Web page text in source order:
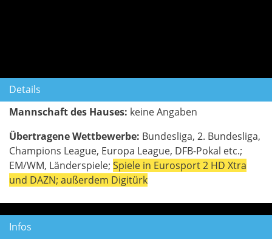
Details
Mannschaft des Hauses: keine Angaben
Übertragene Wettbewerbe: Bundesliga, 2. Bundesliga,
Champions League, Europa League, DFB-Pokal etc.;
EM/WM, Länderspiele; Spiele in Eurosport 2 HD Xtra
und DAZN; außerdem Digitürk
Infos